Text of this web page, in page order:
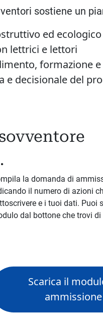
sostiene un
ed ecologico
lettrici e lettori
formazione
e decisionale del
la domanda di
il numero di azioni
e i tuoi dati. Puoi
dal bottone che trovi di
Scarica il
ammissione